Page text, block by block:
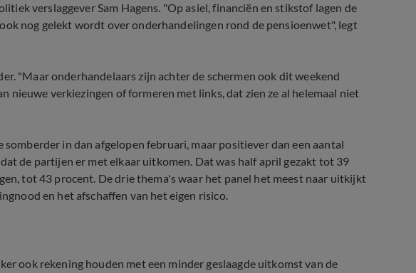
verslaggever Sam Hagens. "Op asiel, financiën en stikstof lagen de
nog gelekt wordt over onderhandelingen rond de pensioenwet", legt
"Maar onderhandelaars zijn achter de schermen ook dit weekend
nieuwe verkiezingen of formeren met links, dat zien ze al helemaal niet
somberder in dan afgelopen februari, maar positiever dan een aantal
de partijen er met elkaar uitkomen. Dat was half april gezakt tot 39
tot 43 procent. De drie thema's waar het panel het meest naar uitkijkt
en het afschaffen van het eigen risico.
ook rekening houden met een minder geslaagde uitkomst van de